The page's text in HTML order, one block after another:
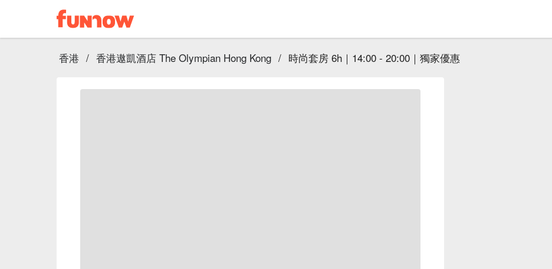
香港 / 香港遨凱酒店 The Olympian Hong Kong / 時尚套房 6h｜14:00 - 20:00｜獨家優惠